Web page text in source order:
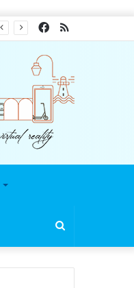
RSS
Facebook